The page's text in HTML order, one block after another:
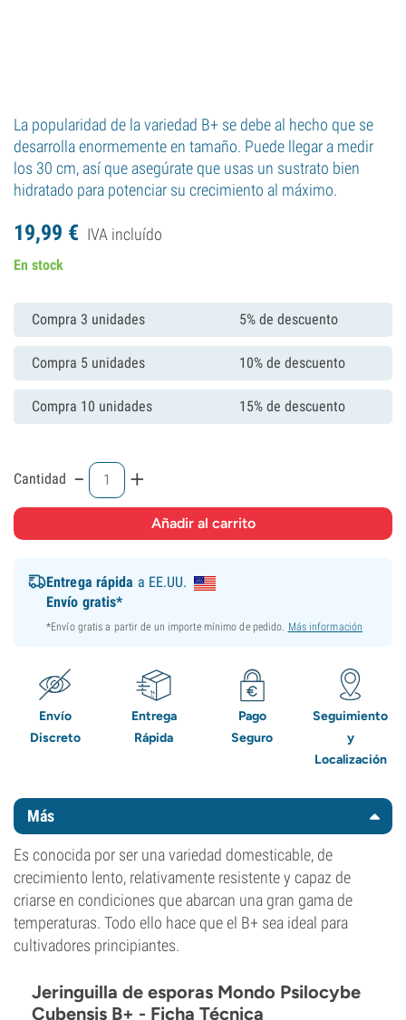
La popularidad de la variedad B+ se debe al hecho que se
desarrolla enormemente en tamaño. Puede llegar a medir
los 30 cm, así que asegúrate que usas un sustrato bien
hidratado para potenciar su crecimiento al máximo.
19,99 € IVA incluído
En stock
Compra 3 unidades 5% de descuento
Compra 5 unidades 10% de descuento
Compra 10 unidades 15% de descuento
Cantidad - +
Entrega rápida a EE.UU.
Envío gratis*
*Envío gratis a partir de un importe mínimo de pedido. Más información
Envío
Discreto
Entrega
Rápida
Pago
Seguro
Seguimiento
y
Localización
Más
Es conocida por ser una variedad domesticable, de
crecimiento lento, relativamente resistente y capaz de
criarse en condiciones que abarcan una gran gama de
temperaturas. Todo ello hace que el B+ sea ideal para
cultivadores principiantes.
Jeringuilla de esporas Mondo Psilocybe
Cubensis B+ - Ficha Técnica